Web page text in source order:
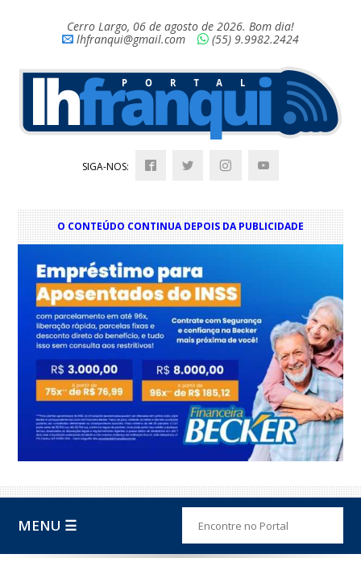
Cerro Largo, 06 de agosto de 2026. Bom dia!
lhfranqui@gmail.com
(55) 9.9982.2424
SIGA-NOS:
O CONTEÚDO CONTINUA DEPOIS DA PUBLICIDADE
MENU ☰